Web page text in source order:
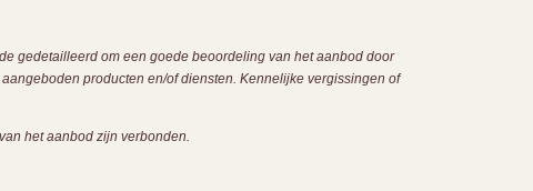
gedetailleerd om een goede beoordeling van het aanbod door
producten en/of diensten. Kennelijke vergissingen of
het aanbod zijn verbonden.